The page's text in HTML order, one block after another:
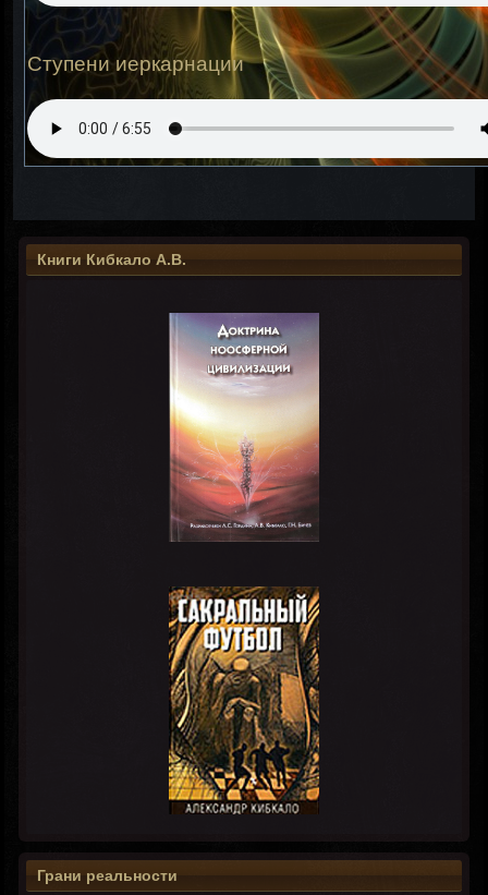
Ступени иеркарнации
Книги Кибкало А.В.
Грани реальности